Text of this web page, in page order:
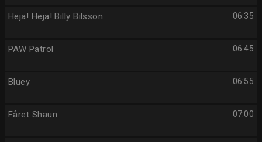
06:35
Heja! Heja! Billy Bilsson
06:45
PAW Patrol
06:55
Bluey
07:00
Fåret Shaun